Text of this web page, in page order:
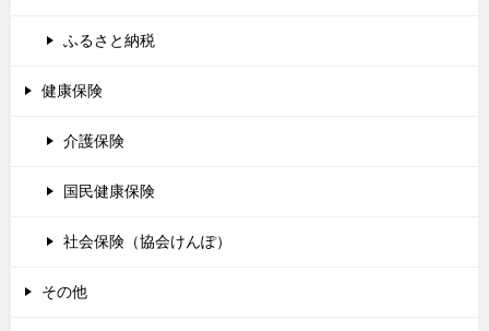
ふるさと納税
健康保険
介護保険
国民健康保険
社会保険（協会けんぽ）
その他